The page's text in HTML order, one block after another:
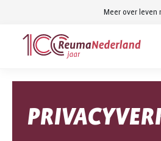
hoofdinhoud
footer
navigatie
Meer over leven
ReumaNederland
homepage
binnen
reumanederland.nl